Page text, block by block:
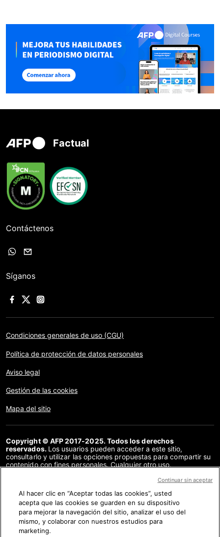
Factual
Contáctenos
Síganos
Condiciones generales de uso (CGU)
Política de protección de datos personales
Aviso legal
Gestión de las cookies
Mapa del sitio
Copyright © AFP 2017-2025. Todos los derechos
reservados. Los usuarios pueden acceder a este sitio,
consultarlo y utilizar las opciones propuestas para compartir su
contenido con fines personales. Cualquier otro uso,
distribución del contenido de este sitio, en su totalidad o en
acuerdo específico firmado con la AFP, está estrictamente
prohibido. Los elementos analizados en cada verificación se
presentan o se enlazan en tanto en cuanto son necesarios para
la correcta comprensión de la verificación en cuestión. La AFP
no cuenta con derechos sobre los autores ni sobre los
Al hacer clic en “Aceptar todas las cookies”, usted
acepta que las cookies se guarden en su dispositivo
para mejorar la navegación del sitio, analizar el uso del
mismo, y colaborar con nuestros estudios para
marketing.
Continuar sin aceptar